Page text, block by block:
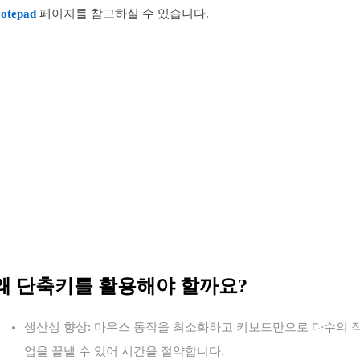
페이지를 참고하실 수 있습니다.
단축키를 활용해야 할까요?
생산성 향상: 마우스 동작을 최소화하고 키보드만으로 다수의
업을 끝낼 수 있어 시간을 절약합니다.